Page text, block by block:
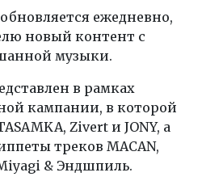
ежедневно,
новый контент с
музыки.
в рамках
кампании, в которой
Zivert и JONY, а
треков MACAN,
& Эндшпиль.